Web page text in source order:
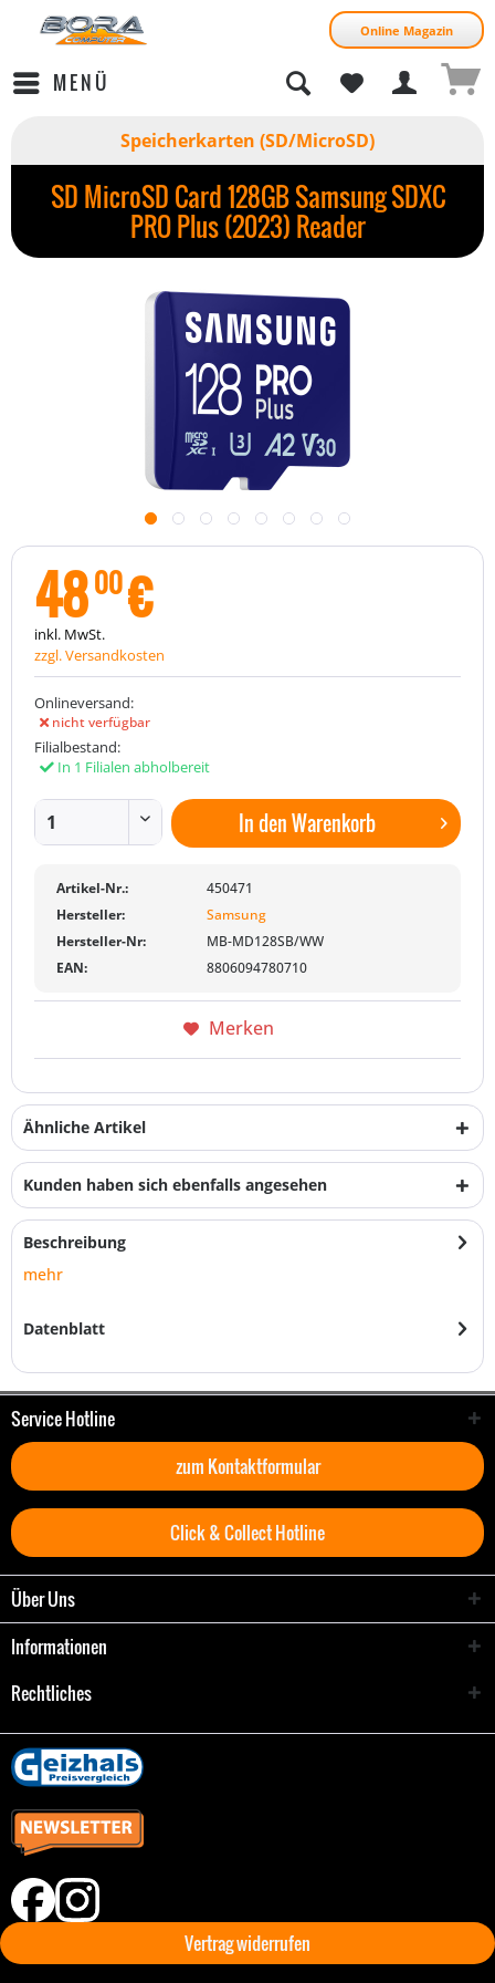
Online Magazin
MENÜ
Speicherkarten (SD/MicroSD)
SD MicroSD Card 128GB Samsung SDXC
PRO Plus (2023) Reader
4800€
inkl. MwSt.
zzgl. Versandkosten
Onlineversand:
nicht verfügbar
Filialbestand:
In 1 Filialen abholbereit
In denWarenkorb
Artikel-Nr.:
450471
Hersteller:
Samsung
Hersteller-Nr:
MB-MD128SB/WW
EAN:
8806094780710
Merken
Ähnliche Artikel
Kunden haben sich ebenfalls angesehen
Beschreibung
mehr
Datenblatt
Service Hotline
zum Kontaktformular
Click & Collect Hotline
Über Uns
Informationen
Rechtliches
Vertrag widerrufen